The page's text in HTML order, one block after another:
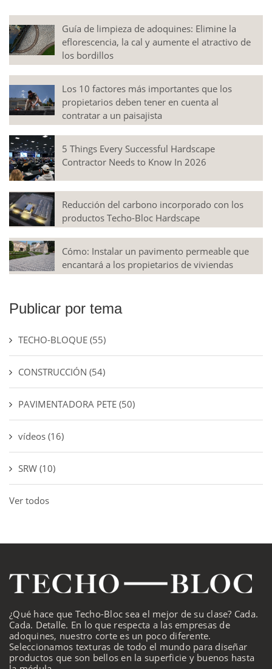
Guía de limpieza de adoquines: Elimine la
eflorescencia, la cal y aumente el atractivo de
los bordillos
Los 10 factores más importantes que los
propietarios deben tener en cuenta al
contratar a un paisajista
5 Things Every Successful Hardscape
Contractor Needs to Know In 2026
Reducción del carbono incorporado con los
productos Techo-Bloc Hardscape
Cómo: Instalar un pavimento permeable que
encantará a los propietarios de viviendas
Publicar por tema
TECHO-BLOQUE (55)
CONSTRUCCIÓN (54)
PAVIMENTADORA PETE (50)
vídeos (16)
SRW (10)
Ver todos
¿Qué hace que Techo-Bloc sea el mejor de su clase? Cada.
Cada. Detalle. En lo que respecta a las empresas de
adoquines, nuestro corte es un poco diferente.
Seleccionamos texturas de todo el mundo para diseñar
productos que son bellos en la superficie y buenos hasta